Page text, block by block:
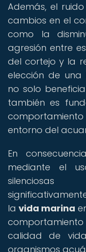
Además, el
cambios en el
como la
agresión entre
del cortejo y la
elección de
no solo
también es
entorno del
En
mediante el
la vida marina
calidad de
organismos